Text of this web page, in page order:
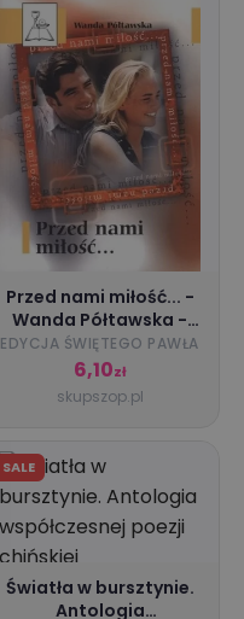
Przed nami miłość... -
Wanda Półtawska -
książka
EDYCJA ŚWIĘTEGO PAWŁA
6,10zł
skupszop.pl
SALE
Światła w bursztynie.
Antologia